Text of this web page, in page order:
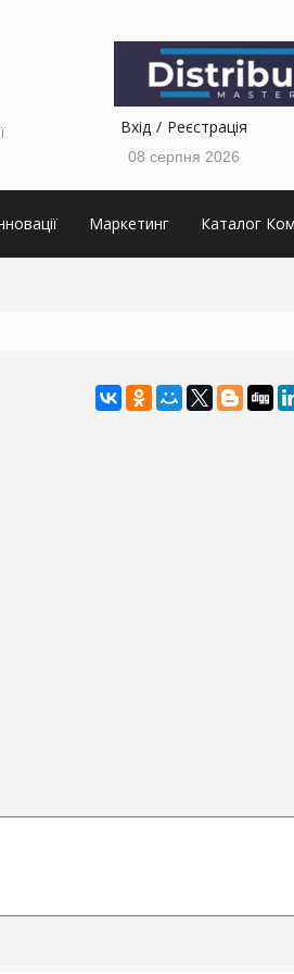
Вхід Реєстрація
08 серпня 2026
Маркетинг Каталог